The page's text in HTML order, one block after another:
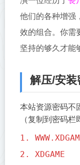
他们的各种增强
效的组合。你需
坚持的够久才能
解压/安装
本站资源密码不
（复制到密码栏
1.
2. XDGAME